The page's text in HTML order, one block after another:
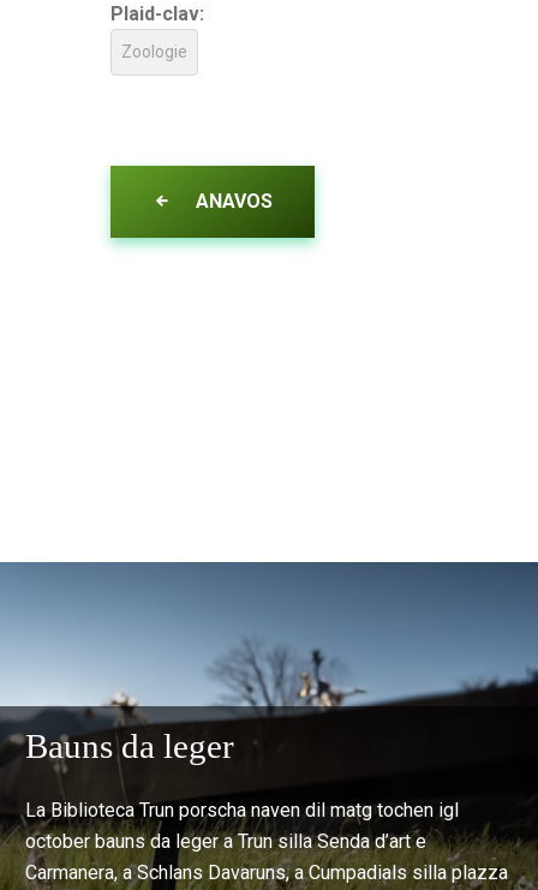
Plaid-clav:
Zoologie
ANAVOS
Bauns da leger
La Biblioteca Trun porscha naven dil matg tochen igl
october bauns da leger a Trun silla Senda d’art e
Carmanera, a Schlans Davaruns, a Cumpadials silla plazza